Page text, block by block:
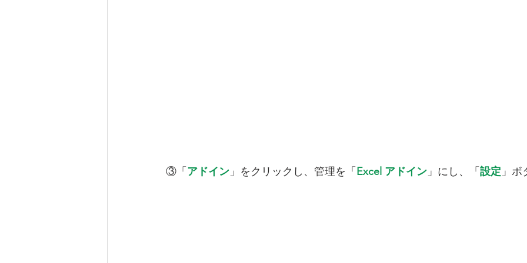
③「 アドイン 」をクリックし、管理を「 Excel アドイン 」にし、「 設定 」